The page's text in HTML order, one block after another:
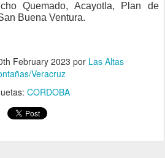
Quemado, Acayotla, Plan de
Buena Ventura.
February 2023 por Las Altas
Veracruz
CORDOBA